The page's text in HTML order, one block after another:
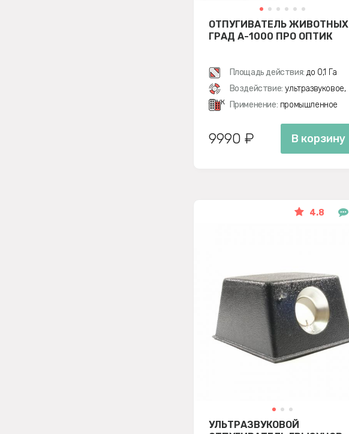
ОТПУГИВАТЕЛЬ ЖИВОТНЫХ
ГРАД А-1000 ПРО ОПТИК
Площадь действия: до 0,1 Га
Воздействие: ультразвуковое,
звук
Применение: промышленное
9990 ₽ В корзину
4.8
УЛЬТРАЗВУКОВОЙ